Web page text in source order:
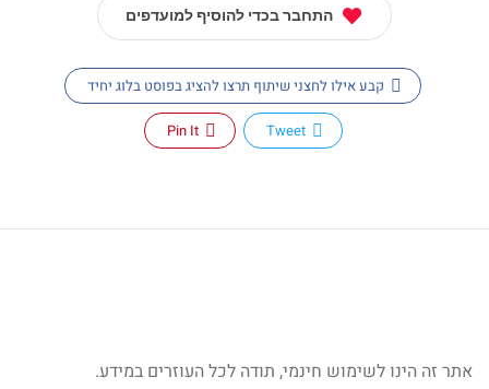
התחבר בכדי להוסיף למועדפים
קבע אילו לחצני שיתוף תרצו להציג בפוסט בלוג יחיד
Tweet
Pin It
אתר זה הינו לשימוש חינמי, תודה לכל העוזרים במידע.